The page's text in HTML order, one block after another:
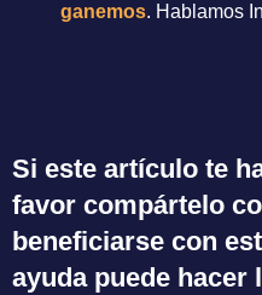
ganemos. Hablamos
Si este artículo te
favor compártelo
beneficiarse con
ayuda puede hacer